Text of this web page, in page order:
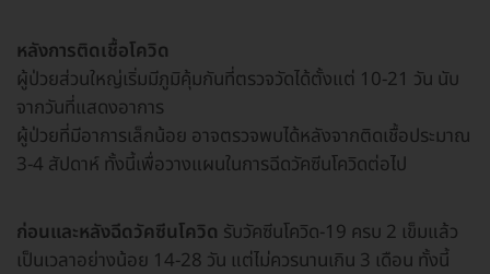
หลังการติดเชื้อโควิด
ผู้ป่วยส่วนใหญ่เริ่มมีภูมิคุ้มกันที่ตรวจวัดได้ตั้งแต่ 10-21 วัน นับ
จากวันที่แสดงอาการ
ผู้ป่วยที่มีอาการเล็กน้อย อาจตรวจพบได้หลังจากติดเชื้อประมาณ
3-4 สัปดาห์ ทั้งนี้เพื่อวางแผนในการฉีดวัคซีนโควิดต่อไป
ก่อนและหลังฉีดวัคซีนโควิด รับวัคซีนโควิด-19 ครบ 2 เข็มแล้ว
เป็นเวลาอย่างน้อย 14-28 วัน แต่ไม่ควรนานเกิน 3 เดือน ทั้งนี้